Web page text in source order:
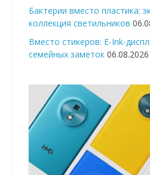
Бактерии вместо пластика:
коллекция светильников
Вместо стикеров: E-Ink-
семейных заметок 06.08.2026